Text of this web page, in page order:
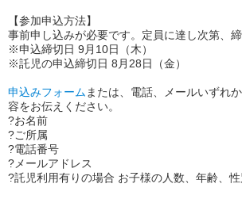
【参加申込方法】
事前申し込みが必要です。定員に達し次第、締
※申込締切日 9月10日（木）
※託児の申込締切日 8月28日（金）
申込みフォームまたは、電話、メールいずれ
容をお伝えください。
?お名前
?ご所属
?電話番号
?メールアドレス
?託児利用有りの場合 お子様の人数、年齢、性